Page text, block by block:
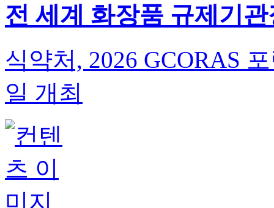
전 세계 화장품 규제기
식약처, 2026 GCORAS
일 개최